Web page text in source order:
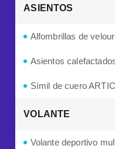
ASIENTOS
Alfombrillas de
Asientos
Símil de cuero
VOLANTE
Volante deportivo